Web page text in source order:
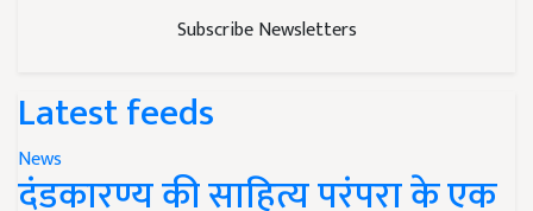
Subscribe Newsletters
Latest feeds
News
दंडकारण्य की साहित्य परंपरा के एक